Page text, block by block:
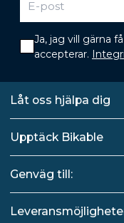
Ja, jag vill gärna
accepterar.
Låt oss hjälpa dig
Upptäck Bikable
Genväg till: